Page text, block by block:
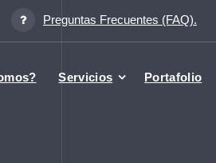
Preguntas Frecuentes (FAQ).
Servicios Portafolio